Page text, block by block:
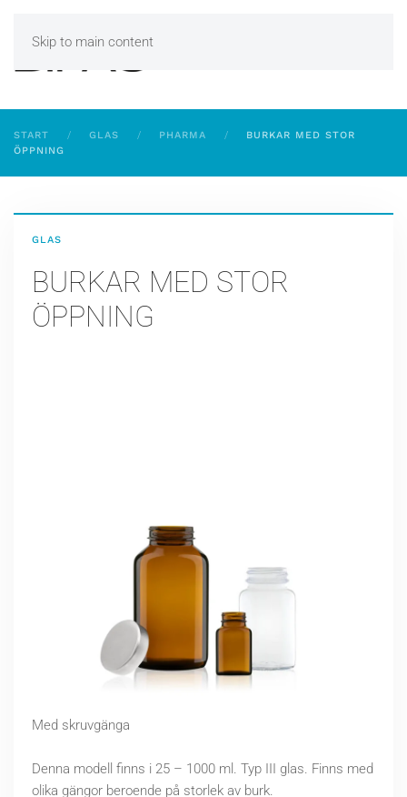
Skip to main content
START GLAS PHARMA
BURKAR MED STOR
ÖPPNING
GLAS
BURKAR MED STOR
ÖPPNING
Med skruvgänga
Denna modell finns i 25 – 1000 ml. Typ III glas. Finns med
olika gängor beroende på storlek av burk.